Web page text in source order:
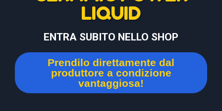
LIQUID
ENTRA SUBITO NELLO SHOP
Prendilo direttamente dal
produttore a condizione
vantaggiosa!